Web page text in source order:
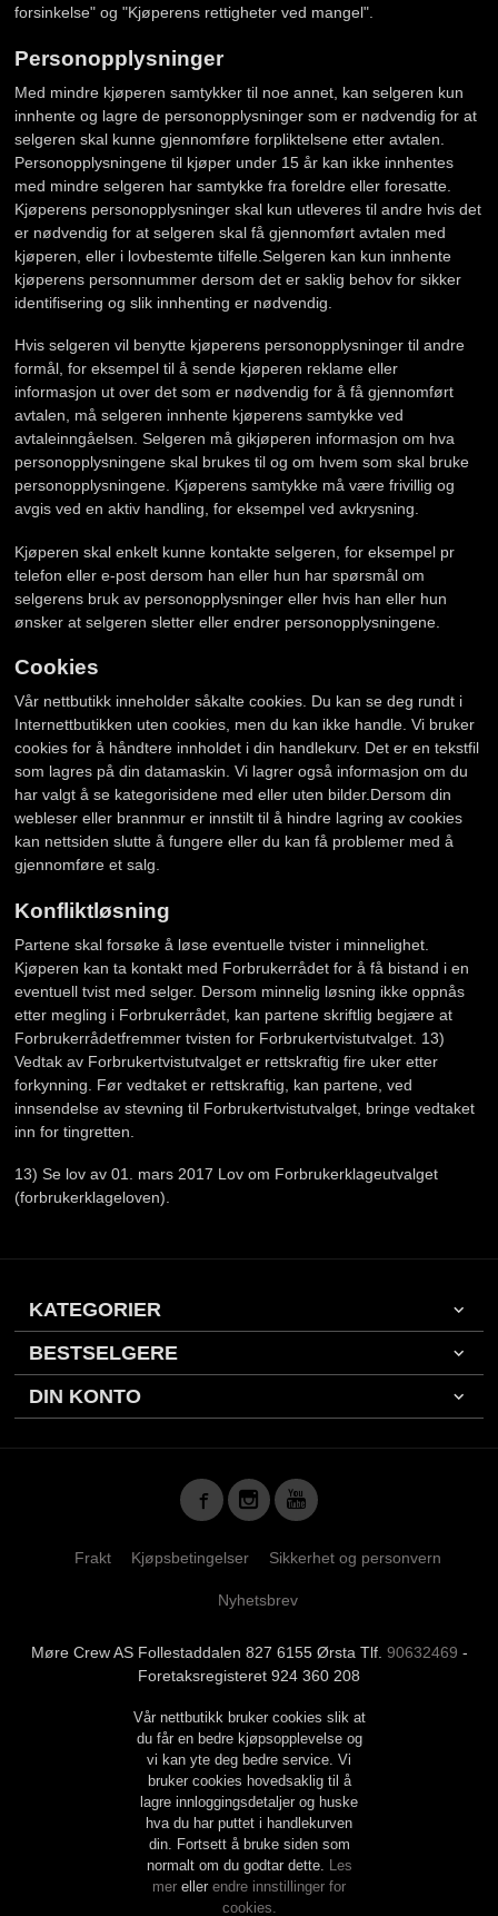
forsinkelse" og "Kjøperens rettigheter ved mangel".
Personopplysninger
Med mindre kjøperen samtykker til noe annet, kan selgeren kun
innhente og lagre de personopplysninger som er nødvendig for at
selgeren skal kunne gjennomføre forpliktelsene etter avtalen.
Personopplysningene til kjøper under 15 år kan ikke innhentes
med mindre selgeren har samtykke fra foreldre eller foresatte.
Kjøperens personopplysninger skal kun utleveres til andre hvis det
er nødvendig for at selgeren skal få gjennomført avtalen med
kjøperen, eller i lovbestemte tilfelle.Selgeren kan kun innhente
kjøperens personnummer dersom det er saklig behov for sikker
identifisering og slik innhenting er nødvendig.
Hvis selgeren vil benytte kjøperens personopplysninger til andre
formål, for eksempel til å sende kjøperen reklame eller
informasjon ut over det som er nødvendig for å få gjennomført
avtalen, må selgeren innhente kjøperens samtykke ved
avtaleinngåelsen. Selgeren må gikjøperen informasjon om hva
personopplysningene skal brukes til og om hvem som skal bruke
personopplysningene. Kjøperens samtykke må være frivillig og
avgis ved en aktiv handling, for eksempel ved avkrysning.
Kjøperen skal enkelt kunne kontakte selgeren, for eksempel pr
telefon eller e-post dersom han eller hun har spørsmål om
selgerens bruk av personopplysninger eller hvis han eller hun
ønsker at selgeren sletter eller endrer personopplysningene.
Cookies
Vår nettbutikk inneholder såkalte cookies. Du kan se deg rundt i
Internettbutikken uten cookies, men du kan ikke handle. Vi bruker
cookies for å håndtere innholdet i din handlekurv. Det er en tekstfil
som lagres på din datamaskin. Vi lagrer også informasjon om du
har valgt å se kategorisidene med eller uten bilder.Dersom din
webleser eller brannmur er innstilt til å hindre lagring av cookies
kan nettsiden slutte å fungere eller du kan få problemer med å
gjennomføre et salg.
Konfliktløsning
Partene skal forsøke å løse eventuelle tvister i minnelighet.
Kjøperen kan ta kontakt med Forbrukerrådet for å få bistand i en
eventuell tvist med selger. Dersom minnelig løsning ikke oppnås
etter megling i Forbrukerrådet, kan partene skriftlig begjære at
Forbrukerrådetfremmer tvisten for Forbrukertvistutvalget. 13)
Vedtak av Forbrukertvistutvalget er rettskraftig fire uker etter
forkynning. Før vedtaket er rettskraftig, kan partene, ved
innsendelse av stevning til Forbrukertvistutvalget, bringe vedtaket
inn for tingretten.
13) Se lov av 01. mars 2017 Lov om Forbrukerklageutvalget
(forbrukerklageloven).
KATEGORIER
BESTSELGERE
DIN KONTO
Frakt Kjøpsbetingelser Sikkerhet og personvern
Nyhetsbrev
Møre Crew AS Follestaddalen 827 6155 Ørsta Tlf. 90632469 -
Foretaksregisteret 924 360 208
Vår nettbutikk bruker cookies slik at
du får en bedre kjøpsopplevelse og
vi kan yte deg bedre service. Vi
bruker cookies hovedsaklig til å
lagre innloggingsdetaljer og huske
hva du har puttet i handlekurven
din. Fortsett å bruke siden som
normalt om du godtar dette. Les
mer eller endre innstillinger for
cookies.